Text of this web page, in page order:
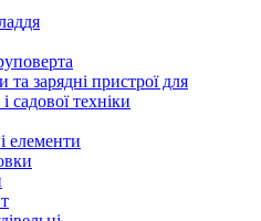
та зарядні пристрої для
садової техніки
елементи